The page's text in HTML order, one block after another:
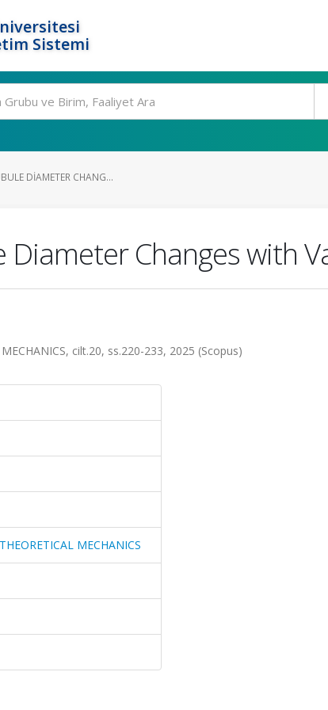
Sistemi
DIAMETER CHANG...
Changes with
cilt.20, ss.220-233, 2025 (Scopus)
MECHANICS